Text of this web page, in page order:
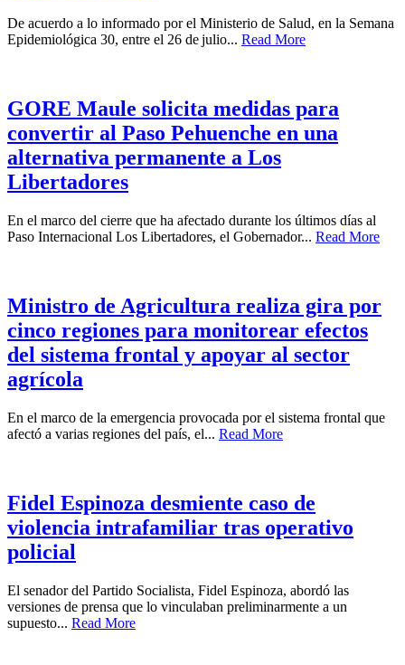
De acuerdo a lo informado por el Ministerio de Salud, en la Semana
Epidemiológica 30, entre el 26 de julio... Read More
GORE Maule solicita medidas para
convertir al Paso Pehuenche en una
alternativa permanente a Los
Libertadores
En el marco del cierre que ha afectado durante los últimos días al
Paso Internacional Los Libertadores, el Gobernador... Read More
Ministro de Agricultura realiza gira por
cinco regiones para monitorear efectos
del sistema frontal y apoyar al sector
agrícola
En el marco de la emergencia provocada por el sistema frontal que
afectó a varias regiones del país, el... Read More
Fidel Espinoza desmiente caso de
violencia intrafamiliar tras operativo
policial
El senador del Partido Socialista, Fidel Espinoza, abordó las
versiones de prensa que lo vinculaban preliminarmente a un
supuesto... Read More